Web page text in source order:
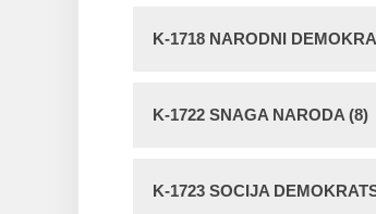
K-1718 NARODNI
K-1722 SNAGA NARODA (8)
K-1723 SOCIJA